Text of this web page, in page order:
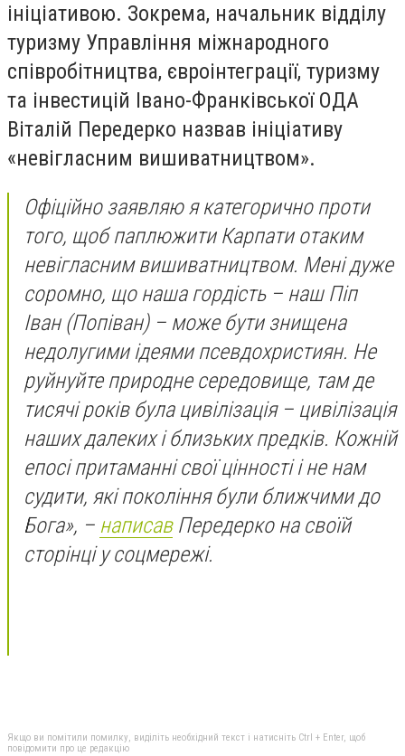
ініціативою. Зокрема, начальник відділу
туризму Управління міжнародного
співробітництва, євроінтеграції, туризму
та інвестицій Івано-Франківської ОДА
Віталій Передерко назвав ініціативу
«невігласним вишиватництвом».
Офіційно заявляю я категорично проти
того, щоб паплюжити Карпати отаким
невігласним вишиватництвом. Мені дуже
соромно, що наша гордість – наш Піп
Іван (Попіван) – може бути знищена
недолугими ідеями псевдохристиян. Не
руйнуйте природне середовище, там де
тисячі років була цивілізація – цивілізація
наших далеких і близьких предків. Кожній
епосі притаманні свої цінності і не нам
судити, які покоління були ближчими до
Бога», – написавПередерко на своїй
сторінці у соцмережі.
Якщо ви помітили помилку, виділіть необхідний текст і натисніть Ctrl + Enter, щоб
повідомити про це редакцію